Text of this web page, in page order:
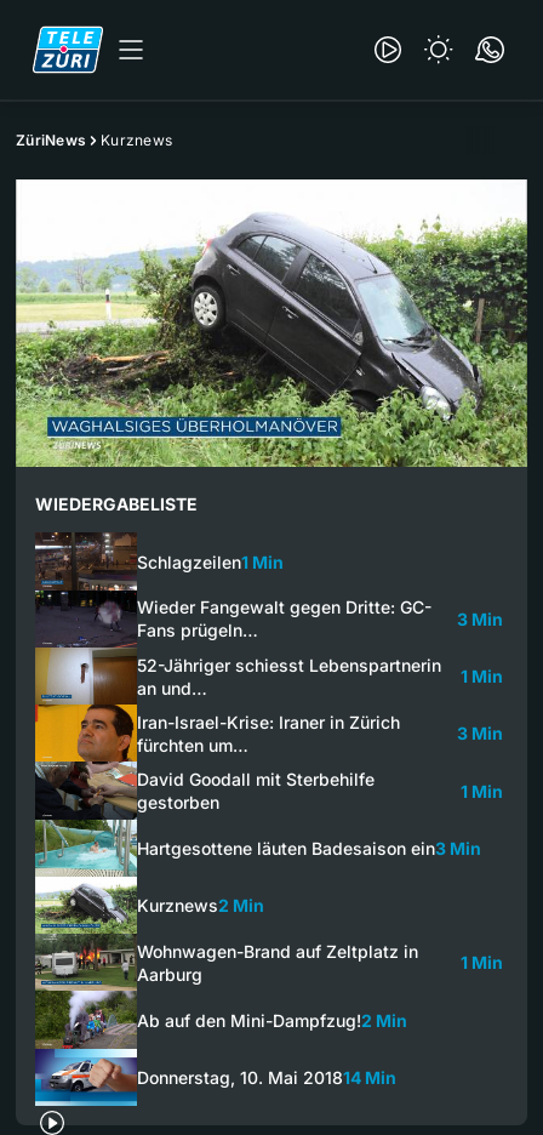
ZüriNews Kurznews
WIEDERGABELISTE
Schlagzeilen1 Min
Wieder Fangewalt gegen Dritte: GC-
Fans prügeln…
3 Min
52-Jähriger schiesst Lebenspartnerin
an und…
1 Min
Iran-Israel-Krise: Iraner in Zürich
fürchten um…
3 Min
David Goodall mit Sterbehilfe
gestorben
1 Min
Hartgesottene läuten Badesaison ein3 Min
Kurznews2 Min
Wohnwagen-Brand auf Zeltplatz in
Aarburg
1 Min
Ab auf den Mini-Dampfzug!2 Min
Donnerstag, 10. Mai 201814 Min